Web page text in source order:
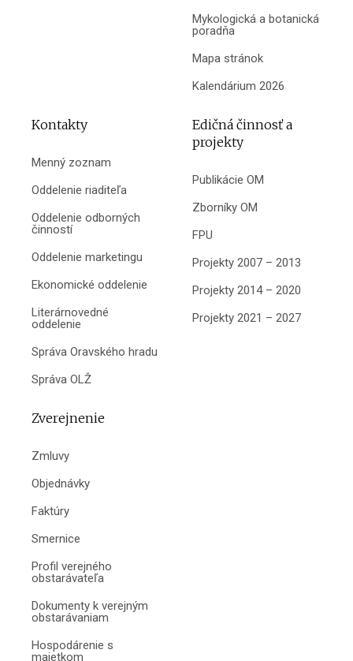
Mykologická a botanická
poradňa
Mapa stránok
Kalendárium 2026
Kontakty
Menný zoznam
Oddelenie riaditeľa
Oddelenie odborných
činností
Oddelenie marketingu
Ekonomické oddelenie
Literárnovedné
oddelenie
Správa Oravského hradu
Správa OLŽ
Edičná činnosť a
projekty
Publikácie OM
Zborníky OM
FPU
Projekty 2007 – 2013
Projekty 2014 – 2020
Projekty 2021 – 2027
Zverejnenie
Zmluvy
Objednávky
Faktúry
Smernice
Profil verejného
obstarávateľa
Dokumenty k verejným
obstarávaniam
Hospodárenie s
majetkom